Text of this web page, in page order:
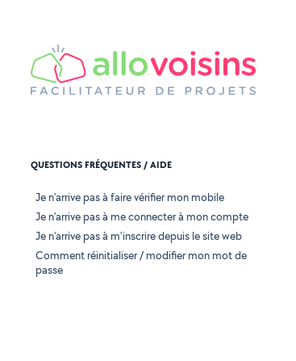
QUESTIONS FRÉQUENTES / AIDE
Je n'arrive pas à faire vérifier mon mobile
Je n'arrive pas à me connecter à mon compte
Je n'arrive pas à m'inscrire depuis le site web
Comment réinitialiser / modifier mon mot de
passe